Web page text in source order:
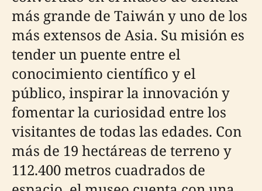
más grande de Taiwán y uno de los
más extensos de Asia. Su misión es
tender un puente entre el
conocimiento científico y el
público, inspirar la innovación y
fomentar la curiosidad entre los
visitantes de todas las edades. Con
más de 19 hectáreas de terreno y
112.400 metros cuadrados de